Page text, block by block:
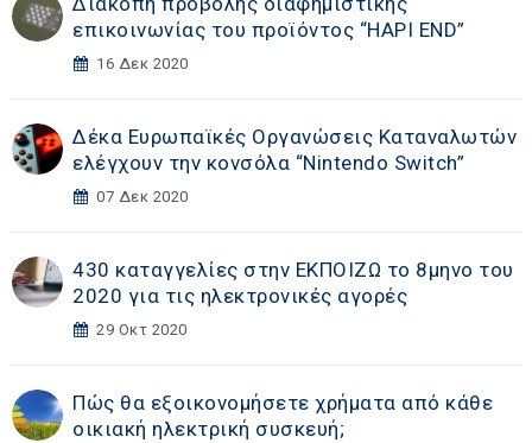
επικοινωνίας του προϊόντος “HAPI END”
16 Δεκ 2020
Δέκα Ευρωπαϊκές Οργανώσεις Καταναλωτών
ελέγχουν την κονσόλα “Nintendo Switch”
07 Δεκ 2020
430 καταγγελίες στην ΕΚΠΟΙΖΩ το 8μηνο του
2020 για τις ηλεκτρονικές αγορές
29 Οκτ 2020
Πώς θα εξοικονομήσετε χρήματα από κάθε
οικιακή ηλεκτρική συσκευή;